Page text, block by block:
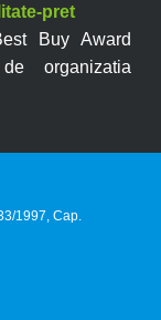
pret
Buy Award
organizatia
1997, Cap.